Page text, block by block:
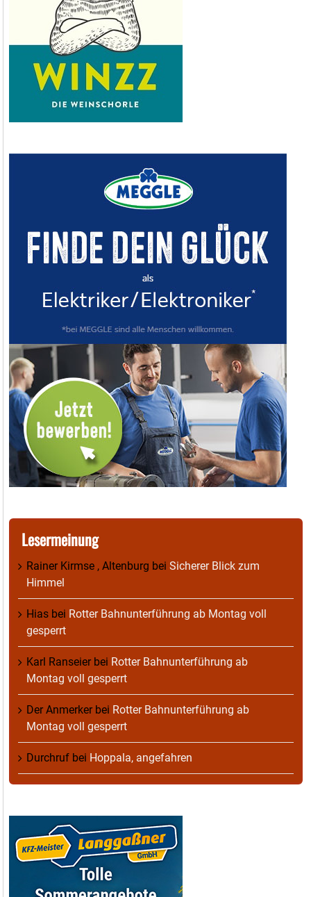
Lesermeinung
Rainer Kirmse , Altenburg bei Sicherer Blick zum
Himmel
Hias bei Rotter Bahnunterführung ab Montag voll
gesperrt
Karl Ranseierbei Rotter Bahnunterführung ab
Montag voll gesperrt
Der Anmerkerbei Rotter Bahnunterführung ab
Montag voll gesperrt
Durchruf bei Hoppala, angefahren